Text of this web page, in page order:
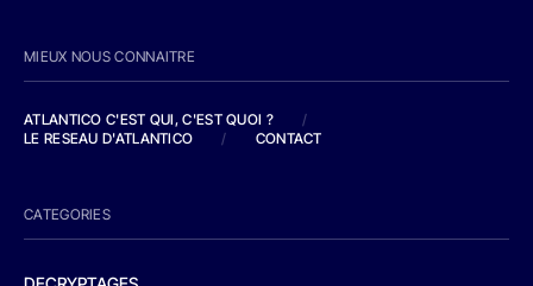
MIEUX NOUS CONNAITRE
ATLANTICO C'EST QUI, C'EST QUOI ?
/
LE RESEAU D'ATLANTICO
/ CONTACT
CATEGORIES